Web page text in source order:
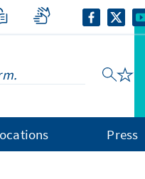
Press